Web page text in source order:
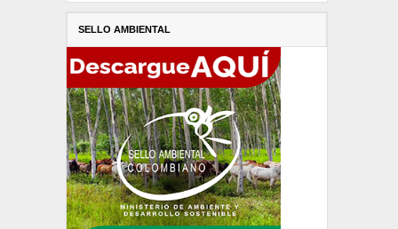
SELLO AMBIENTAL